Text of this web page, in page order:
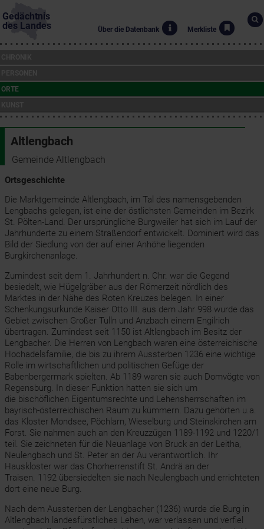
Gedächtnis
des Landes
Über die Datenbank Merkliste
ORTE
Altlengbach
Gemeinde Altlengbach
Ortsgeschichte
Die Marktgemeinde Altlengbach, im Tal des namensgebenden
Lengbachs gelegen, ist eine der östlichsten Gemeinden im Bezirk
St. Pölten-Land. Der ursprüngliche Burgweiler hat sich im Lauf der
Jahrhunderte zu einem Straßendorf entwickelt. Dominiert wird das
Bild der Siedlung von der auf einer Anhöhe liegenden
Burgkirchenanlage.
Zumindest seit dem 1. Jahrhundert n. Chr. war die Gegend
besiedelt, wie Hügelgräber aus der Römerzeit nördlich des
Marktes in der Nähe des Roten Kreuzes belegen. In einer
Schenkungsurkunde Kaiser Otto III. aus dem Jahr 998 wurde das
Gebiet zwischen Großer Tulln und Anzbach einem Engilrich
übertragen. Zumindest seit 1150 ist Altlengbach im Besitz der
Lengbacher. Die Herren von Lengbach waren eine österreichische
Hochadelsfamilie, die bis zu ihrem Aussterben 1236 eine wichtige
Rolle im wirtschaftlichen und politischen Gefüge der
Babenbergermark spielten. Ab 1189 waren sie auch Domvögte von
Regensburg. In dieser Funktion hatten sie sich um
die bischöflichen Eigentumsrechte und Lehensherrschaften im
bayrisch-österreichischen Raum zu kümmern. Dazu gehörten u.a.
das Kloster Mondsee, Pöchlarn, Wieselburg und Steinakirchen am
Forst. Sie nahmen auch an den Kreuzzügen 1189-1192 und 1220/1
teil. Sie zeichneten für die Neuanlage von Bruck an der Leitha,
Neulengbach und St. Peter an der Au verantwortlich. Ihr
Hauskloster war das Chorherrenstift St. Andrä an der
Traisen. 1192 übersiedelten sie nach Neulengbach und errichteten
dort eine neue Burg.
Nach dem Aussterben der Lengbacher (1236) wurde die Burg in
Altlengbach landesfürstliches Lehen, war verlassen und verfiel